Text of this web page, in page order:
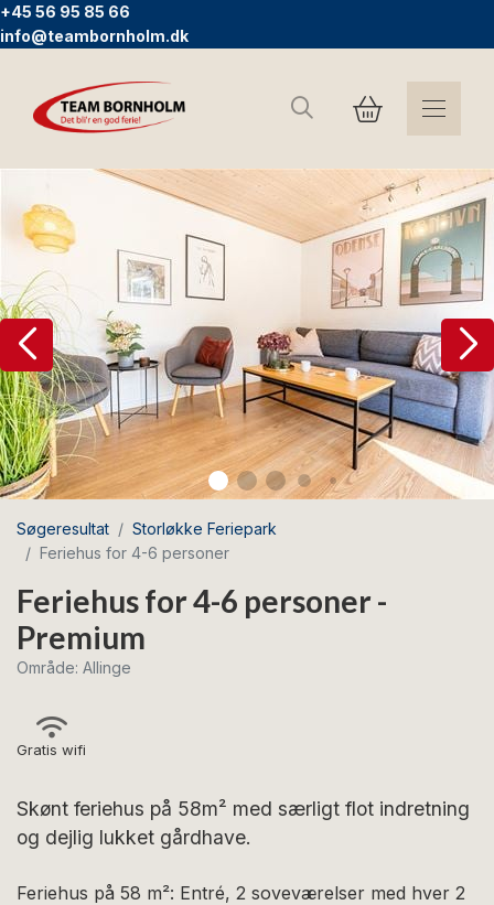
+45 56 95 85 66
info@teambornholm.dk
Søg
Søgeresultat
Storløkke Feriepark
Feriehus for 4-6 personer
Feriehus for 4-6 personer -
Premium
Område: Allinge
Gratis wifi
Skønt feriehus på 58m² med særligt flot indretning
og dejlig lukket gårdhave.
Feriehus på 58 m²: Entré, 2 soveværelser med hver 2